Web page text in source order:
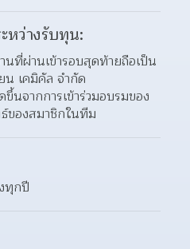
หว่างรับทุน:
นที่ผ่านเข้ารอบสุดท้ายถือเป็น
น เคมิคัล จำกัด
จากการเข้าร่วมอบรมของ
ของสมาชิกในทีม
ทุกปี